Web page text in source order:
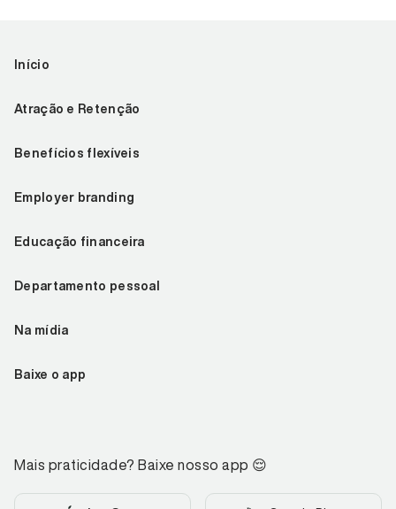
Início
Atração e Retenção
Benefícios flexíveis
Employer branding
Educação financeira
Departamento pessoal
Na mídia
Baixe o app
Mais praticidade? Baixe nosso app 😌